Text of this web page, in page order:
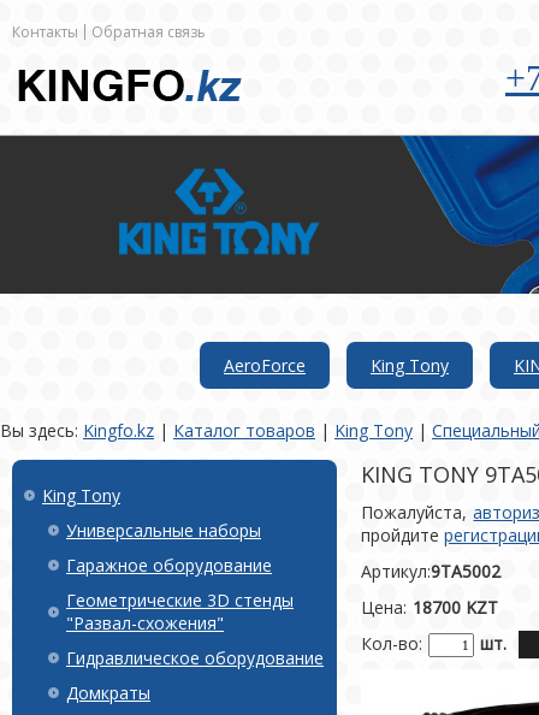
Контакты Обратная связь
AeroForce King Tony
Вы здесь: Kingfo.kz | Каталог товаров | King Tony |
King Tony
Универсальные наборы
Гаражное оборудование
Геометрические 3D стенды
"Развал-схожения"
Гидравлическое оборудование
Домкраты
KING TONY
Пожалуйста,
пройдите
Артикул:9TA5002
Цена: 18700 KZT
Кол-во:
шт.